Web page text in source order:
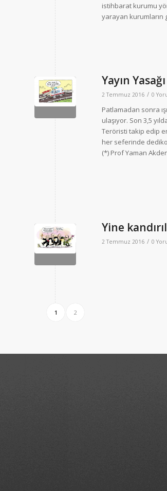
istihbarat kurumu
yarayan kurumların
Yayın Yasağı
2 Temmuz 2016 / 0
Patlamadan sonra
ulaşıyor. Son 3,5
Teröristi takip edip
her seferinde
(*) Prof Yaman
Yine
2 Temmuz 2016 / 0
1 2